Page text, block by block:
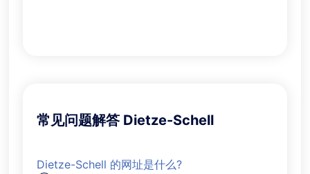
常见问题解答 Dietze-Schell
Dietze-Schell 的网址是什么?